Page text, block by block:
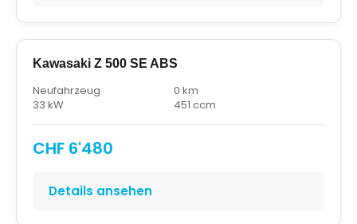
Kawasaki Z 500 SE ABS
Neufahrzeug
0 km
33 kW
451 ccm
CHF 6'480
Details ansehen